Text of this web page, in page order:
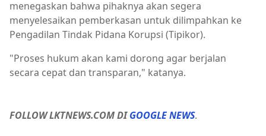
menegaskan bahwa pihaknya akan segera
menyelesaikan pemberkasan untuk dilimpahkan ke
Pengadilan Tindak Pidana Korupsi (Tipikor).
"Proses hukum akan kami dorong agar berjalan
secara cepat dan transparan," katanya.
FOLLOW LKTNEWS.COM DIGOOGLE NEWS.